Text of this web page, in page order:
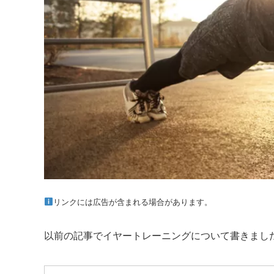
リンクには広告が含まれる場合があります。
以前の記事でイヤートレーニングについて書きまし